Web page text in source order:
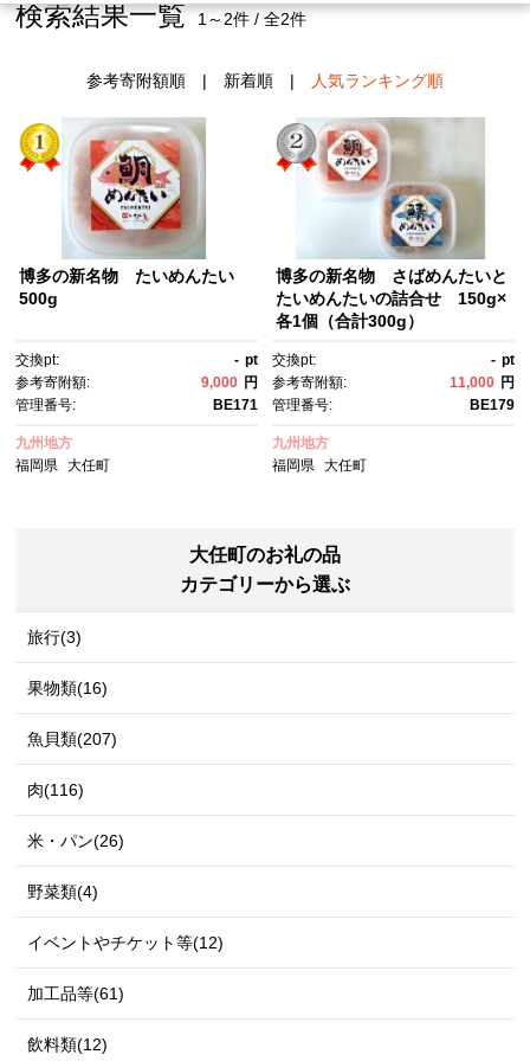
検索結果一覧 1～2件 / 全2件
参考寄附額順| 新着順| 人気ランキング順
博多の新名物 たいめんたい
500g
交換pt: - pt
参考寄附額:
9,000 円
管理番号:
BE171
九州地方
福岡県
大任町
博多の新名物 さばめんたいと
たいめんたいの詰合せ 150g×
各1個（合計300g）
交換pt: - pt
参考寄附額:
11,000 円
管理番号:
BE179
九州地方
福岡県 大任町
大任町のお礼の品
カテゴリーから選ぶ
旅行(3)
果物類(16)
魚貝類(207)
肉(116)
米・パン(26)
野菜類(4)
イベントやチケット等(12)
加工品等(61)
飲料類(12)